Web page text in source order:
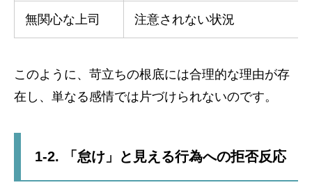
無関心な上司 注意されない状況
このように、苛立ちの根底には合理的な理由が存
在し、単なる感情では片づけられないのです。
1-2. 「怠け」と見える行為への拒否反応